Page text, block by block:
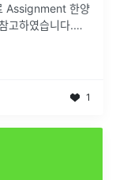
고하였습니다.
1